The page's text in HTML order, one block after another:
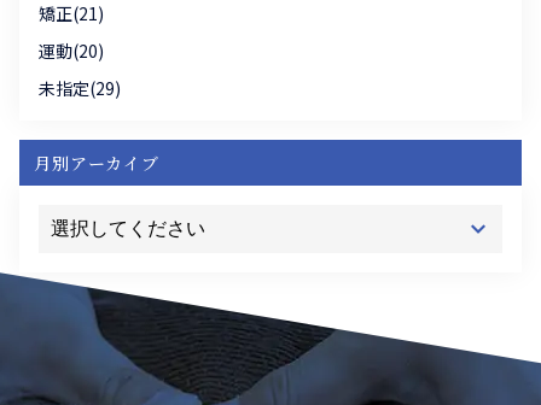
矯正(21)
運動(20)
未指定(29)
月別アーカイブ